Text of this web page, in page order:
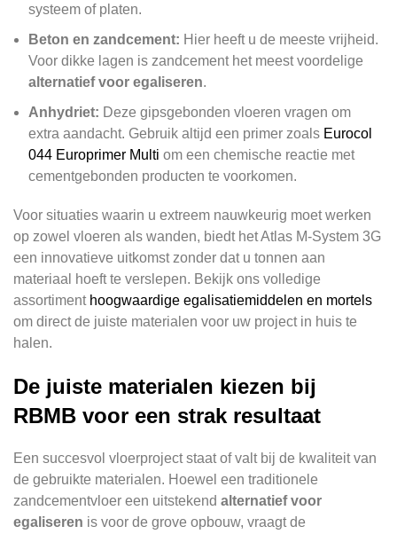
systeem of platen.
Beton en zandcement: Hier heeft u de meeste vrijheid.
Voor dikke lagen is zandcement het meest voordelige
alternatief voor egaliseren.
Anhydriet: Deze gipsgebonden vloeren vragen om
extra aandacht. Gebruik altijd een primer zoals Eurocol
044 Europrimer Multi om een chemische reactie met
cementgebonden producten te voorkomen.
Voor situaties waarin u extreem nauwkeurig moet werken
op zowel vloeren als wanden, biedt het Atlas M-System 3G
een innovatieve uitkomst zonder dat u tonnen aan
materiaal hoeft te verslepen. Bekijk ons volledige
assortiment hoogwaardige egalisatiemiddelen en mortels
om direct de juiste materialen voor uw project in huis te
halen.
De juiste materialen kiezen bij
RBMB voor een strak resultaat
Een succesvol vloerproject staat of valt bij de kwaliteit van
de gebruikte materialen. Hoewel een traditionele
zandcementvloer een uitstekend alternatief voor
egaliseren is voor de grove opbouw, vraagt de